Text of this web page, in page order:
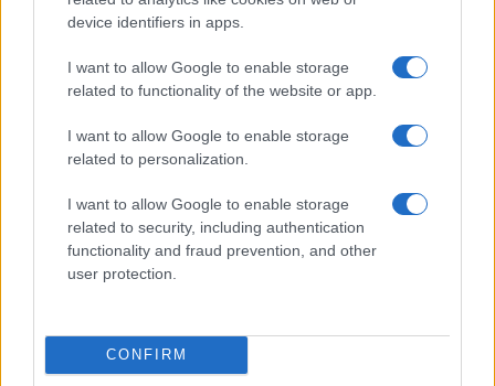
device identifiers in apps.
I want to allow Google to enable storage
related to functionality of the website or app.
I want to allow Google to enable storage
related to personalization.
I want to allow Google to enable storage
related to security, including authentication
functionality and fraud prevention, and other
user protection.
CONFIRM
Continua a leggere
BENESSERE